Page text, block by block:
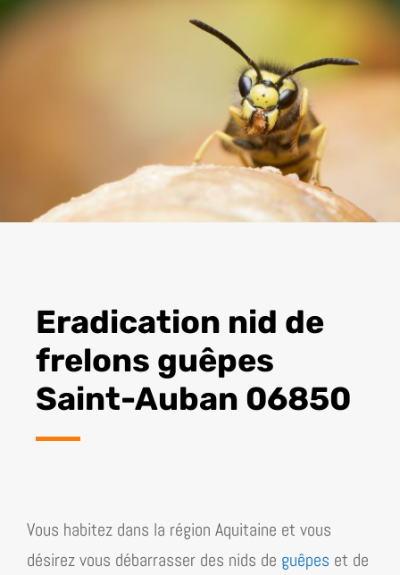
Eradication nid de
frelons guêpes
Saint-Auban 06850
Vous habitez dans la région Aquitaine et vous
désirez vous débarrasser des nids de guêpes et de